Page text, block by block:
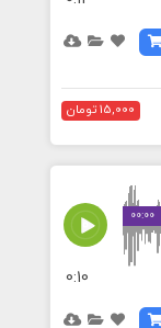
15,000 تومان
00:00
0:10